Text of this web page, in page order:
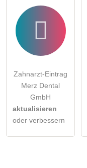
Zahnarzt-Eintrag
Merz Dental
GmbH
aktualisieren
oder verbessern